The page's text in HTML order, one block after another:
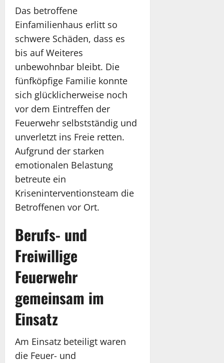
Das betroffene
Einfamilienhaus erlitt so
schwere Schäden, dass es
bis auf Weiteres
unbewohnbar bleibt. Die
fünfköpfige Familie konnte
sich glücklicherweise noch
vor dem Eintreffen der
Feuerwehr selbstständig und
unverletzt ins Freie retten.
Aufgrund der starken
emotionalen Belastung
betreute ein
Kriseninterventionsteam die
Betroffenen vor Ort.
Berufs- und
Freiwillige
Feuerwehr
gemeinsam im
Einsatz
Am Einsatz beteiligt waren
die Feuer- und